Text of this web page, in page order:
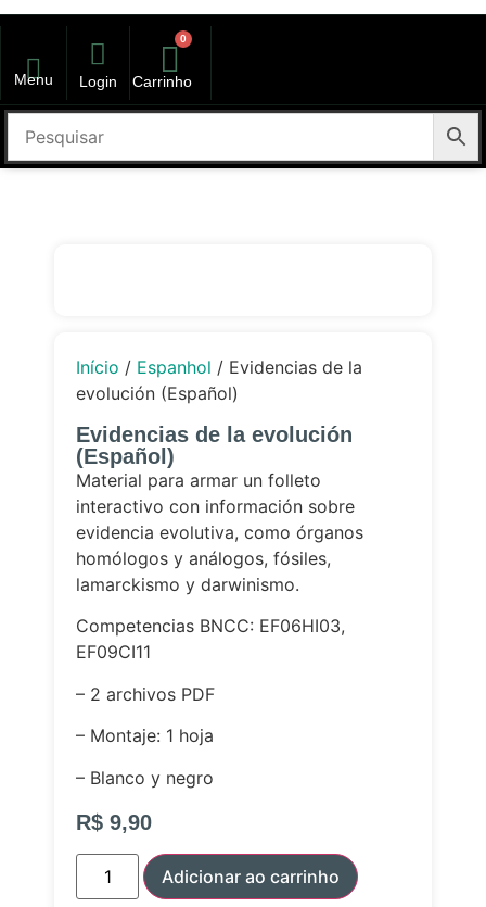
Menu Login
0
Carrinho
Início / Espanhol / Evidencias de la
evolución (Español)
Evidencias de la evolución
(Español)
Material para armar un folleto
interactivo con información sobre
evidencia evolutiva, como órganos
homólogos y análogos, fósiles,
lamarckismo y darwinismo.
Competencias BNCC: EF06HI03,
EF09CI11
– 2 archivos PDF
– Montaje: 1 hoja
– Blanco y negro
R$ 9,90
Adicionar ao carrinho